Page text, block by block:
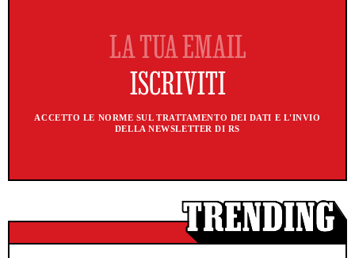
ACCETTO LE NORME SUL TRATTAMENTO DEI DATI E L'INVIO
DELLA NEWSLETTER DI RS